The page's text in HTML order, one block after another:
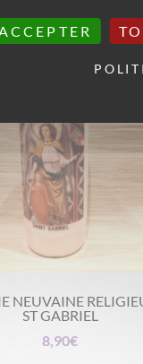
NEUVAINE
ST GABRIEL
8,90€